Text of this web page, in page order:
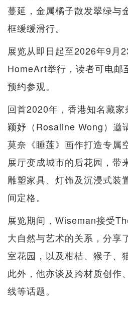
蔓延，金属橘子散发翠绿与
框缓缓滑行。
展览从即日起至2026年9月
HomeArt举行，读者可电
预约参观。
回首2020年，香港知名藏
颖妤（Rosaline Wong）邀
莫奈《睡莲》画作打造专属
展厅变成城市的后花园，带
雕塑家具、灯饰及沉浸式装
间定格。
展览期间，Wiseman接受
大自然与艺术的关系，分享
室花园，以及柑桔、猴子、
此外，他亦谈及跨材质创作
线等话题。